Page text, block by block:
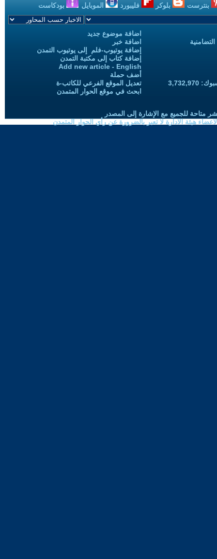
بنترست بلوكر فليبورد الموبايل بودكاست
اضافة موضوع جديد
اضافة خبر
إضافة يوتيوب-فلم إلى يوتيوب التمدن
إضافة كتاب إلى مكتبة التمدن
Add new article - English
أضف حملة
تعديل الموقع الفرعي للكاتب-ة
ابحث في موقع الحوار المتمدن
متاحة للجميع مع الإشارة إلى المصدر
هيئة الادارة لا تعبر بالضرورة عن رأي الحوار المتمدن